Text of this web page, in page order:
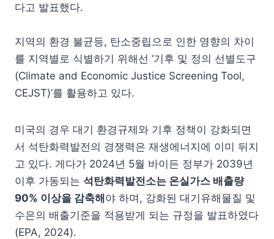
다고 발표했다.
지역의 환경 불균등, 탄소중립으로 인한 영향의 차이
를 지역별로 식별하기 위해선 ‘기후 및 정의 선별도구
(Climate and Economic Justice Screening Tool,
CEJST)’를 활용하고 있다.
미국의 경우 대기 환경규제와 기후 정책이 강화되면
서 석탄화력발전의 경쟁력은 재생에너지에 이미 뒤지
고 있다. 게다가 2024년 5월 바이든 정부가 2039년
이후 가동되는 석탄화력발전소는 온실가스 배출량
90% 이상을 감축해야 하며, 강화된 대기유해물질 및
수은의 배출기준을 적용받게 되는 규정을 발표하였다
(EPA, 2024).